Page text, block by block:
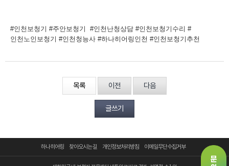
#인천보청기 #주안보청기 #인천난청상담 #인천보청기수리 #
인천노인보청기 #인천청능사 #하나히어링인천 #인천보청기추천
목록 이전 다음
글쓰기
하나히어링 찾아오시는 길 개인정보처리방침 이메일무단수집거부